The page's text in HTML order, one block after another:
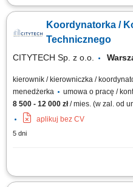
Osoba zatrudniona na tym
serwisantów. Praca jest typowo
50, okolice Grodziska
Koordynatorka /
Technicznego
CITYTECH Sp. z o.o.
kierownik / kierowniczka /
menedżerka
umowa o pracę /
8 500 - 12 000 zł/ mies. (w zal. od
aplikuj bez CV
5 dni
Zakres obowiązków: nadzór nad